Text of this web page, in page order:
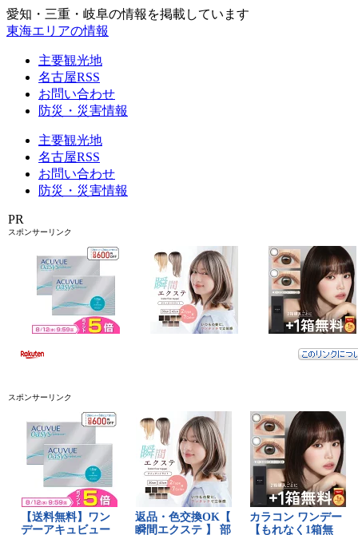
愛知・三重・岐阜の情報を掲載しています
東海エリアの情報
主要観光地
名古屋RSS
お問い合わせ
防災・災害情報
主要観光地
名古屋RSS
お問い合わせ
防災・災害情報
PR
スポンサーリンク
スポンサーリンク